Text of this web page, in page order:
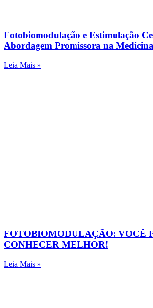
Fotobiomodulação e Estimulação
Abordagem Promissora na Medicina
Leia Mais »
FOTOBIOMODULAÇÃO: VOCÊ
CONHECER MELHOR!
Leia Mais »